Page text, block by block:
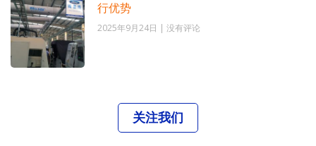
行优势
2025年9月24日
没有评论
关注我们